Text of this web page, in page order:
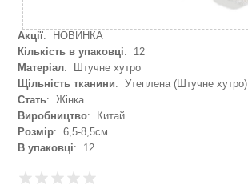
Акції: НОВИНКА
Кількість в упаковці: 12
Матеріал: Штучне хутро
Щільність тканини: Утеплена (Штучне хутро)
Стать: Жінка
Виробництво: Китай
Розмір: 6,5-8,5см
В упаковці: 12